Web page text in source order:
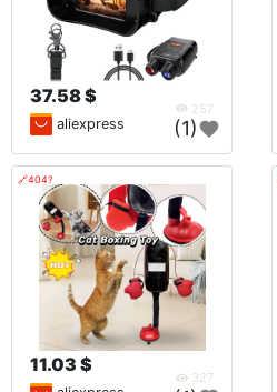
37.58 $
257
aliexpress (1)
🔗404?
11.03 $
327